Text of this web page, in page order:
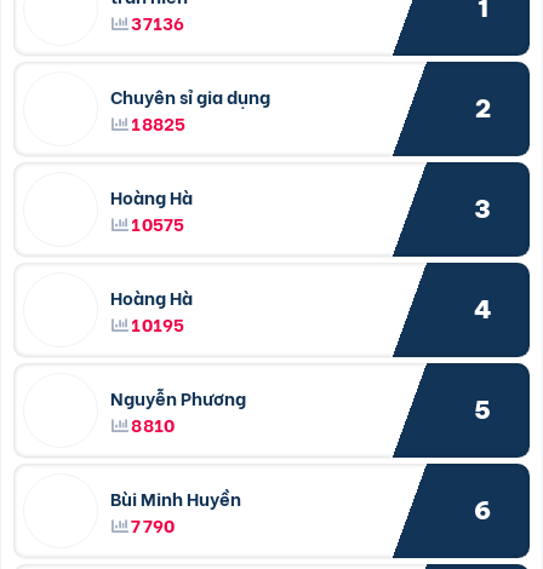
37136
1
Chuyên sỉ gia dụng
18825
2
Hoàng Hà
10575
3
Hoàng Hà
10195
4
Nguyễn Phương
8810
5
Bùi Minh Huyền
7790
6